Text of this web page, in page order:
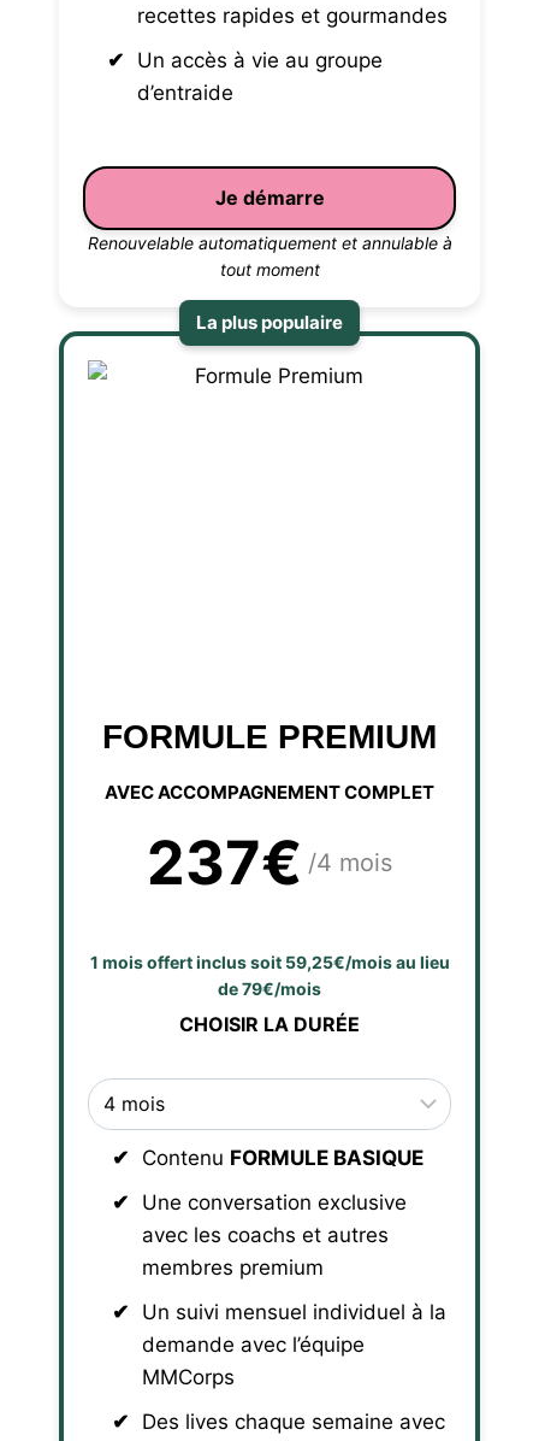
recettes rapides et gourmandes
Un accès à vie au groupe
d’entraide
Je démarre
Renouvelable automatiquement et annulable à
tout moment
FORMULE PREMIUM
AVEC ACCOMPAGNEMENT COMPLET
237€ /4 mois
1 mois offert inclus soit 59,25€/mois au lieu
de 79€/mois
CHOISIR LA DURÉE
Contenu FORMULE BASIQUE
Une conversation exclusive
avec les coachs et autres
membres premium
Un suivi mensuel individuel à la
demande avec l’équipe
MMCorps
Des lives chaque semaine avec